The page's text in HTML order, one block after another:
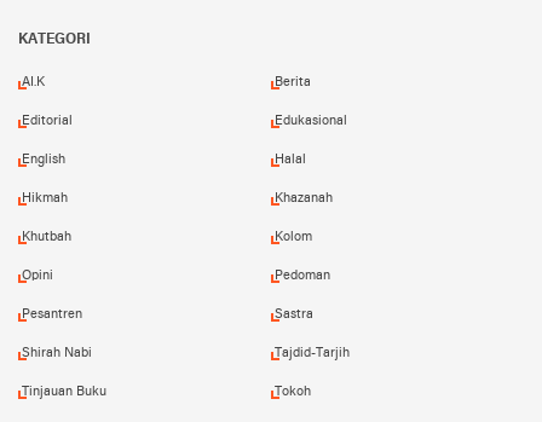
KATEGORI
AI.K Berita
Editorial Edukasional
English Halal
Hikmah Khazanah
Khutbah Kolom
Opini Pedoman
Pesantren Sastra
Shirah Nabi Tajdid-Tarjih
Tinjauan Buku Tokoh